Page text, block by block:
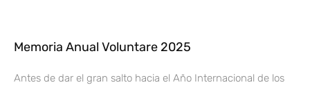
Memoria Anual Voluntare 2025
Antes de dar el gran salto hacia el Año Internacional de los